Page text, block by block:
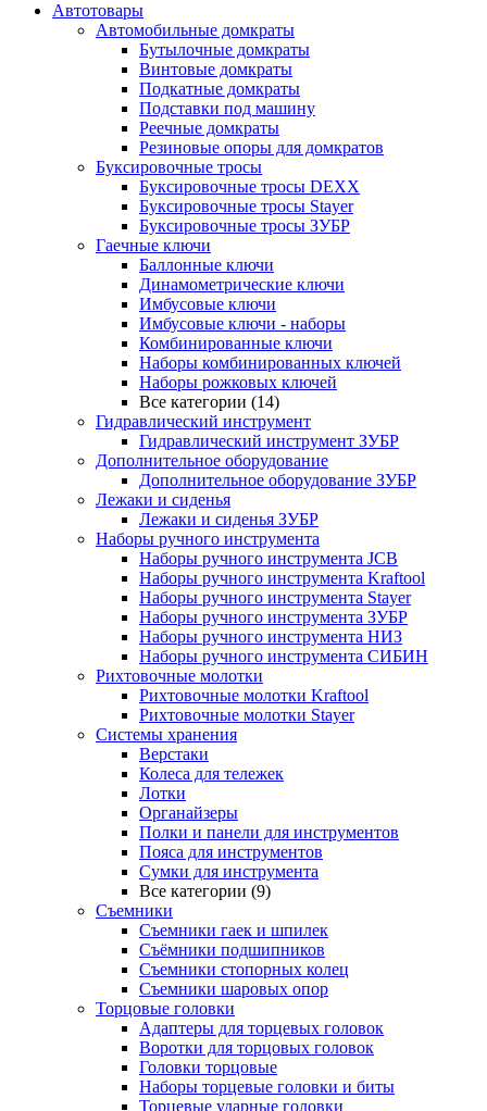
Автотовары
Автомобильные домкраты
Бутылочные домкраты
Винтовые домкраты
Подкатные домкраты
Подставки под машину
Реечные домкраты
Резиновые опоры для домкратов
Буксировочные тросы
Буксировочные тросы DEXX
Буксировочные тросы Stayer
Буксировочные тросы ЗУБР
Гаечные ключи
Баллонные ключи
Динамометрические ключи
Имбусовые ключи
Имбусовые ключи - наборы
Комбинированные ключи
Наборы комбинированных ключей
Наборы рожковых ключей
Все категории (14)
Гидравлический инструмент
Гидравлический инструмент ЗУБР
Дополнительное оборудование
Дополнительное оборудование ЗУБР
Лежаки и сиденья
Лежаки и сиденья ЗУБР
Наборы ручного инструмента
Наборы ручного инструмента JCB
Наборы ручного инструмента Kraftool
Наборы ручного инструмента Stayer
Наборы ручного инструмента ЗУБР
Наборы ручного инструмента НИЗ
Наборы ручного инструмента СИБИН
Рихтовочные молотки
Рихтовочные молотки Kraftool
Рихтовочные молотки Stayer
Системы хранения
Верстаки
Колеса для тележек
Лотки
Органайзеры
Полки и панели для инструментов
Пояса для инструментов
Сумки для инструмента
Все категории (9)
Съемники
Съемники гаек и шпилек
Съёмники подшипников
Съемники стопорных колец
Съемники шаровых опор
Торцовые головки
Адаптеры для торцевых головок
Воротки для торцовых головок
Головки торцовые
Наборы торцевые головки и биты
Торцевые ударные головки